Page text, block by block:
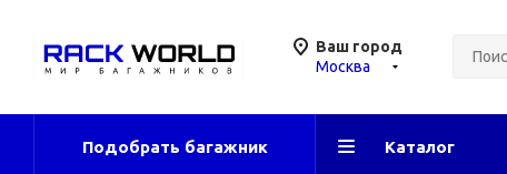
Ваш город
Москва
Подобрать багажник Каталог